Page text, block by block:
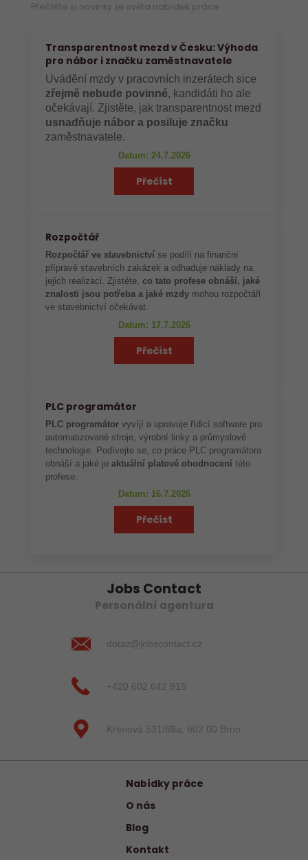
Přečtěte si novinky ze světa nabídek práce
Transparentnost mezd v Česku: Výhoda
pro nábor i značku zaměstnavatele
Uvádění mzdy v pracovních inzerátech sice
zřejmě nebude povinné, kandidáti ho ale
očekávají. Zjistěte, jak transparentnost mezd
usnadňuje nábor a posiluje značku
zaměstnavatele.
Datum: 24.7.2026
Přečíst
Rozpočtář
Rozpočtář ve stavebnictví se podílí na finanční
přípravě stavebních zakázek a odhaduje náklady na
jejich realizaci. Zjistěte,co tato profese obnáší, jaké
znalosti jsou potřeba a jaké mzdy mohou rozpočtáři
ve stavebnictví očekávat.
Datum: 17.7.2026
Přečíst
PLC programátor
PLC programátor vyvíjí a upravuje řídicí software pro
automatizované stroje, výrobní linky a průmyslové
technologie. Podívejte se, co práce PLC programátora
obnáší a jaké je aktuální platové ohodnocení této
profese.
Datum: 16.7.2026
Přečíst
Jobs Contact
Personální agentura
dotaz@jobscontact.cz
+420 602 642 915
Křenová 531/69a, 602 00 Brno
Nabídky práce
O nás
Blog
Kontakt